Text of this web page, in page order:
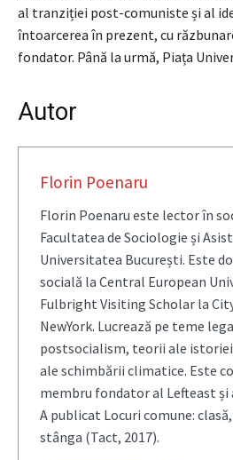
al tranziției post-comuniste și al
întoarcerea în prezent, cu
fondator. Până la urmă, Piața
Autor
Florin Poenaru
Florin Poenaru este lector în
Facultatea de Sociologie și
Universitatea București. Este
socială la Central European
Fulbright Visiting Scholar la
NewYork. Lucrează pe teme
postsocialism, teorii ale
ale schimbării climatice. Este
membru fondator al Lefteast
A publicat Locuri comune:
stânga (Tact, 2017).